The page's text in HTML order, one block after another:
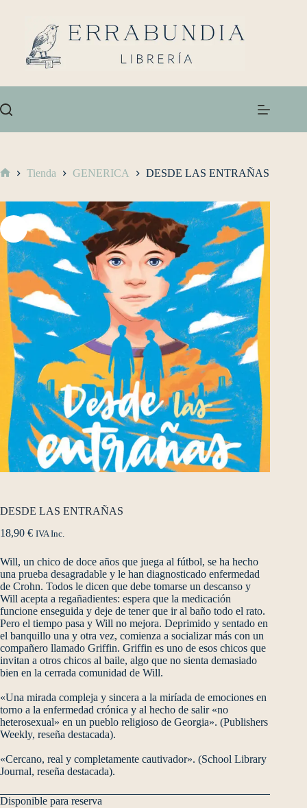
Tienda GENERICA DESDE LAS ENTRAÑAS
DESDE LAS ENTRAÑAS
18,90 € IVA Inc.
Will, un chico de doce años que juega al fútbol, se ha hecho
una prueba desagradable y le han diagnosticado enfermedad
de Crohn. Todos le dicen que debe tomarse un descanso y
Will acepta a regañadientes: espera que la medicación
funcione enseguida y deje de tener que ir al baño todo el rato.
Pero el tiempo pasa y Will no mejora. Deprimido y sentado en
el banquillo una y otra vez, comienza a socializar más con un
compañero llamado Griffin. Griffin es uno de esos chicos que
invitan a otros chicos al baile, algo que no sienta demasiado
bien en la cerrada comunidad de Will.
«Una mirada compleja y sincera a la miríada de emociones en
torno a la enfermedad crónica y al hecho de salir «no
heterosexual» en un pueblo religioso de Georgia». (Publishers
Weekly, reseña destacada).
«Cercano, real y completamente cautivador». (School Library
Journal, reseña destacada).
Disponible para reserva